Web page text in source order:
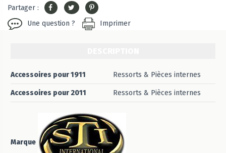
Partager :
Une question ?
Imprimer
Accessoires pour 1911 Ressorts & Pièces internes
Accessoires pour 2011 Ressorts & Pièces internes
Marque